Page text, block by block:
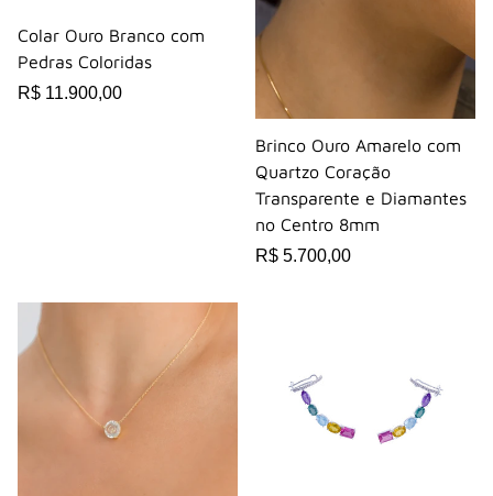
Colar Ouro Branco com
Pedras Coloridas
R$ 11.900,00
Brinco Ouro Amarelo com
Quartzo Coração
Transparente e Diamantes
no Centro 8mm
R$ 5.700,00